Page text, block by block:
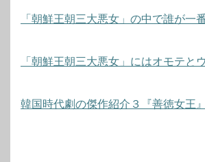
「朝鮮王朝三大悪女」の中で誰が一
「朝鮮王朝三大悪女」にはオモテと
韓国時代劇の傑作紹介３『善徳女王』